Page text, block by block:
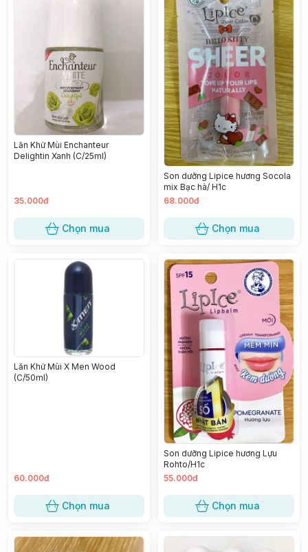
Lăn Khử Mùi Enchanteur
Delightin Xanh (C/25ml)
35.000đ
Chọn mua
Son dưỡng Lipice hương Socola
mix Bạc hà/ H1c
68.000đ
Chọn mua
Lăn Khử Mùi X Men Wood
(C/50ml)
60.000đ
Chọn mua
Son dưỡng Lipice hương Lựu
Rohto/H1c
55.000đ
Chọn mua